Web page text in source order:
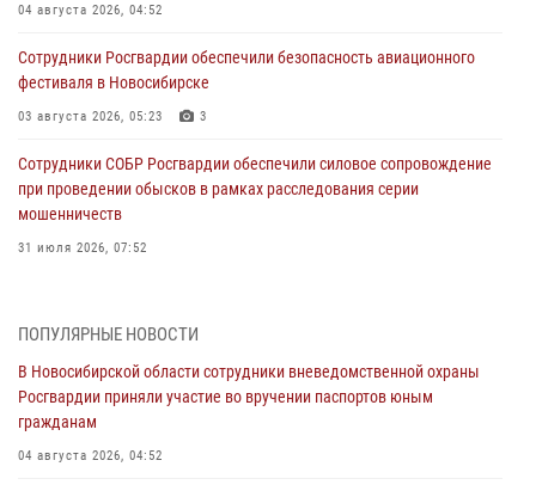
04 августа 2026, 04:52
Сотрудники Росгвардии обеспечили безопасность авиационного
фестиваля в Новосибирске
03 августа 2026, 05:23 3
Сотрудники СОБР Росгвардии обеспечили силовое сопровождение
при проведении обысков в рамках расследования серии
мошенничеств
31 июля 2026, 07:52
При силовой поддержке бойцов ОМОН и СОБР Росгвардии
пресечена деятельность группы лиц, причастных к мошенничеству
в сфере страхования
ПОПУЛЯРНЫЕ НОВОСТИ
В Новосибирской области сотрудники вневедомственной охраны
Росгвардии приняли участие во вручении паспортов юным
гражданам
04 августа 2026, 04:52